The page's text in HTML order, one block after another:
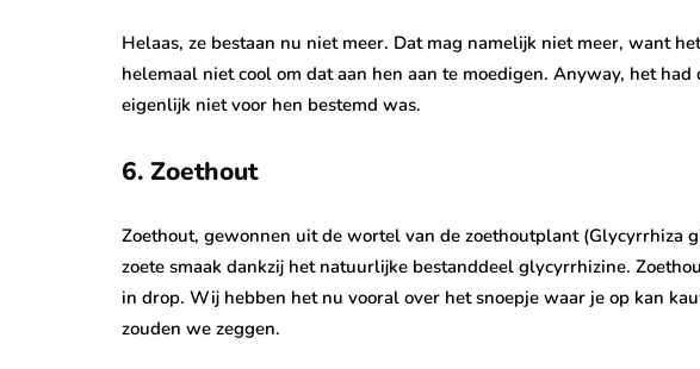
Helaas, ze bestaan nu niet meer. Dat mag namelijk niet meer, want
helemaal niet cool om dat aan hen aan te moedigen. Anyway, het
eigenlijk niet voor hen bestemd was.
6. Zoethout
Zoethout, gewonnen uit de wortel van de zoethoutplant
zoete smaak dankzij het natuurlijke bestanddeel glycyrrhizine.
in drop. Wij hebben het nu vooral over het snoepje waar je op kan
zouden we zeggen.